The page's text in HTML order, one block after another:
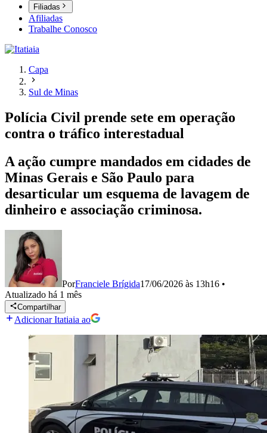
Filiadas
Afiliadas
Trabalhe Conosco
Capa
Sul de Minas
Polícia Civil prende sete em operação
contra o tráfico interestadual
A ação cumpre mandados em cidades de
Minas Gerais e São Paulo para
desarticular um esquema de lavagem de
dinheiro e associação criminosa.
PorFranciele Brígida17/06/2026 às 13h16 •
Atualizado há 1 mês
Compartilhar
Adicionar Itatiaia ao